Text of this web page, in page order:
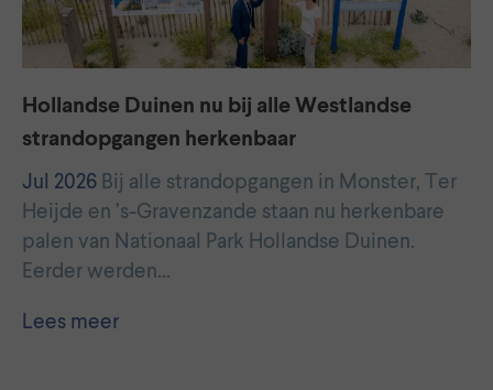
Hollandse Duinen nu bij alle Westlandse
strandopgangen herkenbaar
Jul 2026 Bij alle strandopgangen in Monster, Ter
Heijde en ’s-Gravenzande staan nu herkenbare
palen van Nationaal Park Hollandse Duinen.
Eerder werden…
Lees meer